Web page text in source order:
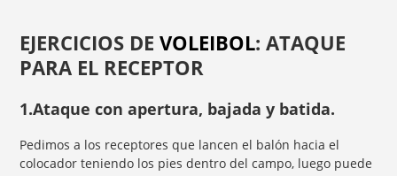
EJERCICIOS DEVOLEIBOL: ATAQUE
PARA EL RECEPTOR
1.Ataque con apertura, bajada y batida.
Pedimos a los receptores que lancen el balón hacia el
colocador teniendo los pies dentro del campo, luego puede